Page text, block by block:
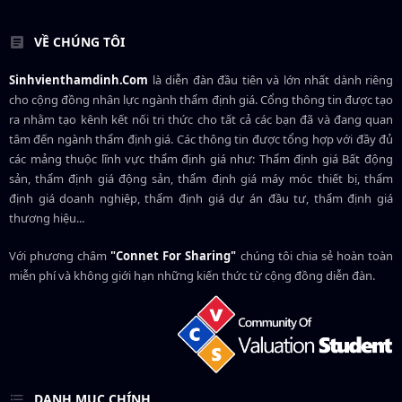
VỀ CHÚNG TÔI
Sinhvienthamdinh.Com là diễn đàn đầu tiên và lớn nhất dành riêng
cho cộng đồng nhân lực ngànhthẩm định giá. Cổng thông tin được tạo
ra nhằm tạo kênh kết nối tri thức cho tất cả các bạn đã và đang quan
tâm đến ngành thẩm định giá. Các thông tin được tổng hợp với đầy đủ
các mảng thuộc lĩnh vực thẩm định giá như: Thẩm định giá Bất động
sản, thẩm định giá động sản, thẩm định giá máy móc thiết bị, thẩm
định giá doanh nghiệp, thẩm định giá dự án đầu tư, thẩm định giá
thương hiệu...
Với phương châm"Connet For Sharing" chúng tôi chia sẻ hoàn toàn
miễn phí và không giới hạn những kiến thức từ cộng đồng diễn đàn.